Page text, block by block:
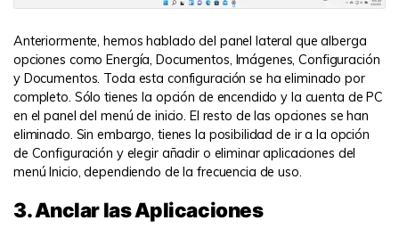
Anteriormente, hemos hablado del panel lateral que alberga
opciones como Energía, Documentos, Imágenes, Configuración
y Documentos. Toda esta configuración se ha eliminado por
completo. Sólo tienes la opción de encendido y la cuenta de PC
en el panel del menú de inicio. El resto de las opciones se han
eliminado. Sin embargo, tienes la posibilidad de ir a la opción
de Configuración y elegir añadir o eliminar aplicaciones del
menú Inicio, dependiendo de la frecuencia de uso.
3. Anclar las Aplicaciones